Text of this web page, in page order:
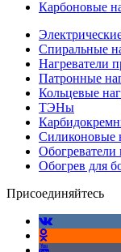
Карбоновые
Спиральные
Нагреватели
Патронные
Кольцевые
ТЭНы
Силиконовые
Обогрев для
Присоединяйтесь